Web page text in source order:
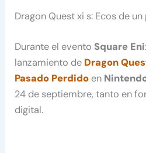
Dragon Quest xi s: Ecos de
Durante el evento Square
lanzamiento de Dragon
Pasado Perdido en
24 de septiembre, tanto en
digital.